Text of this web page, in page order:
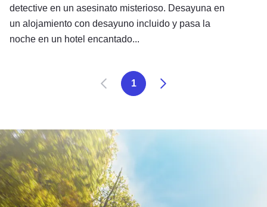
detective en un asesinato misterioso. Desayuna en
un alojamiento con desayuno incluido y pasa la
noche en un hotel encantado...
Anterior 1 Siguiente